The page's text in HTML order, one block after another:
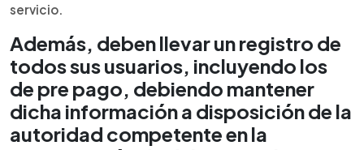
servicio.
Además, deben llevar un registro de
todos sus usuarios, incluyendo los
de pre pago, debiendo mantener
dicha información a disposición de la
autoridad competente en la